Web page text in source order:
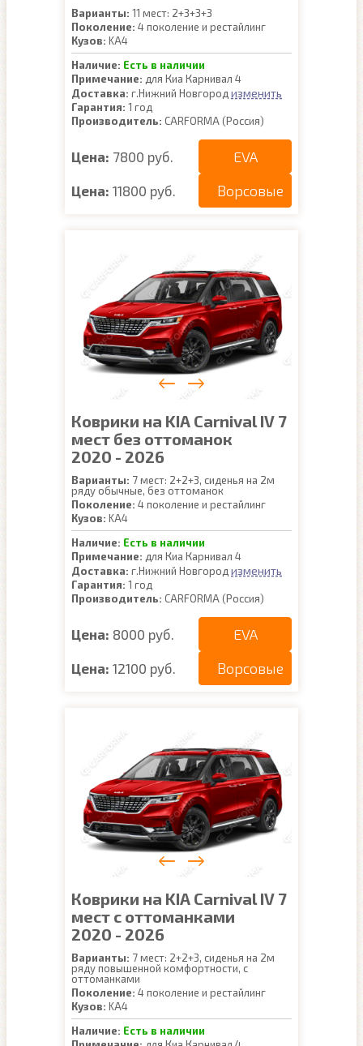
Варианты: 11 мест: 2+3+3+3
Поколение: 4 поколение и рестайлинг
Кузов: KA4
Наличие: Есть в наличии
Примечание: для Киа Карнивал 4
Доставка: г.Нижний Новгород изменить
Гарантия: 1 год
Производитель: CARFORMA (Россия)
Цена: 7800 руб. EVA
Цена: 11800 руб. Ворсовые
Коврики на KIA Carnival IV 7
мест без оттоманок
2020 - 2026
Варианты: 7 мест: 2+2+3, сиденья на 2м
ряду обычные, без оттоманок
Поколение: 4 поколение и рестайлинг
Кузов: KA4
Наличие: Есть в наличии
Примечание: для Киа Карнивал 4
Доставка: г.Нижний Новгород изменить
Гарантия: 1 год
Производитель: CARFORMA (Россия)
Цена: 8000 руб. EVA
Цена: 12100 руб. Ворсовые
Коврики на KIA Carnival IV 7
мест с оттоманками
2020 - 2026
Варианты: 7 мест: 2+2+3, сиденья на 2м
ряду повышенной комфортности, с
оттоманками
Поколение: 4 поколение и рестайлинг
Кузов: KA4
Наличие: Есть в наличии